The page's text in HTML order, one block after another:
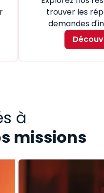
trouver les
demandes
à
missions